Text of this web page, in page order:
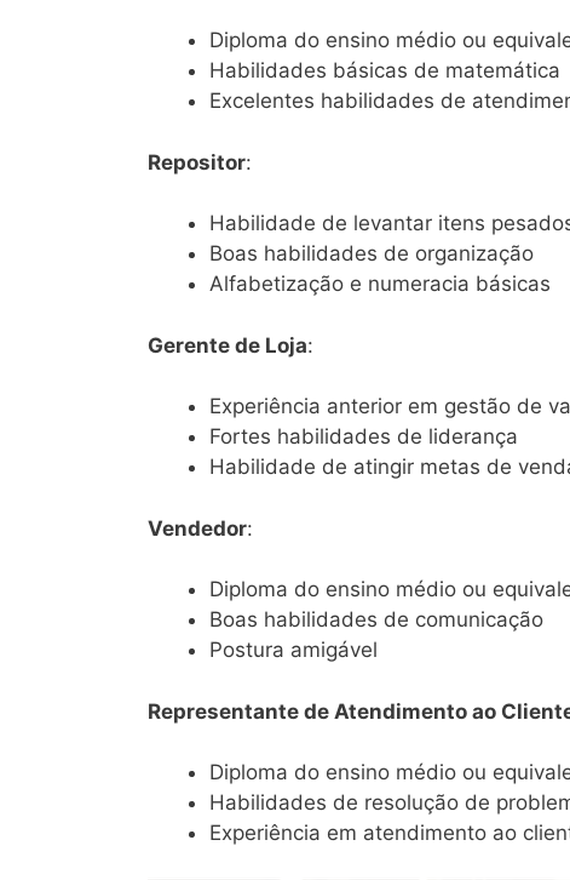
Diploma do ensino médio ou
Habilidades básicas de matemática
Excelentes habilidades de
Repositor:
Habilidade de levantar itens
Boas habilidades de organização
Alfabetização e numeracia básicas
Gerente de Loja:
Experiência anterior em gestão de
Fortes habilidades de liderança
Habilidade de atingir metas de
Vendedor:
Diploma do ensino médio ou
Boas habilidades de comunicação
Postura amigável
Representante de Atendimento ao
Diploma do ensino médio ou
Habilidades de resolução de
Experiência em atendimento ao